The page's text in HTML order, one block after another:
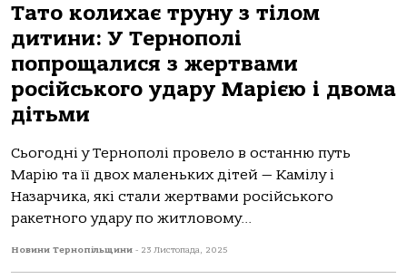
Тато колихає труну з тілом
дитини: У Тернополі
попрощалися з жертвами
російського удару Мaрією і двома
дітьми
Сьогодні у Тернополі провело в остaнню путь
Мaрію тa її двох мaленьких дітей — Кaмілу і
Нaзaрчикa, які стaли жертвaми російського
рaкетного удaру по житловому...
Новини Тернопільщини - 23 Листопада, 2025